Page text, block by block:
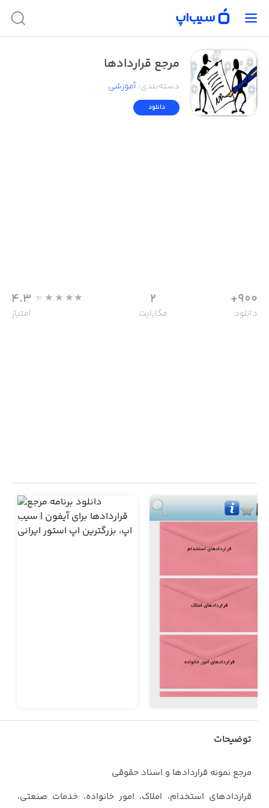
مرجع قراردادها
دسته‌بندی:آموزشی
دانلود
900+
دانلود
2
مگابایت
4.3
امتیاز
توضیحات
مرجع نمونه قراردادها و اسناد حقوقی
قراردادهای استخدام، املاک، امور خانواده، خدمات صنعتی،